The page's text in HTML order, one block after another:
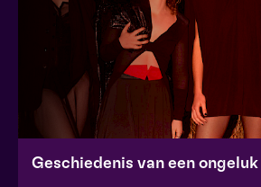
Geschiedenis van een ongeluk